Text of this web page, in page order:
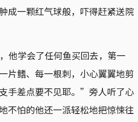
成一颗红气球般，吓得赶紧送院
他学会了任何鱼买回去，第一
片鳍、每一根刺，小心翼翼地剪
差点要不见耶。”旁人听了心
不怕的他还一派轻松地把惊悚往